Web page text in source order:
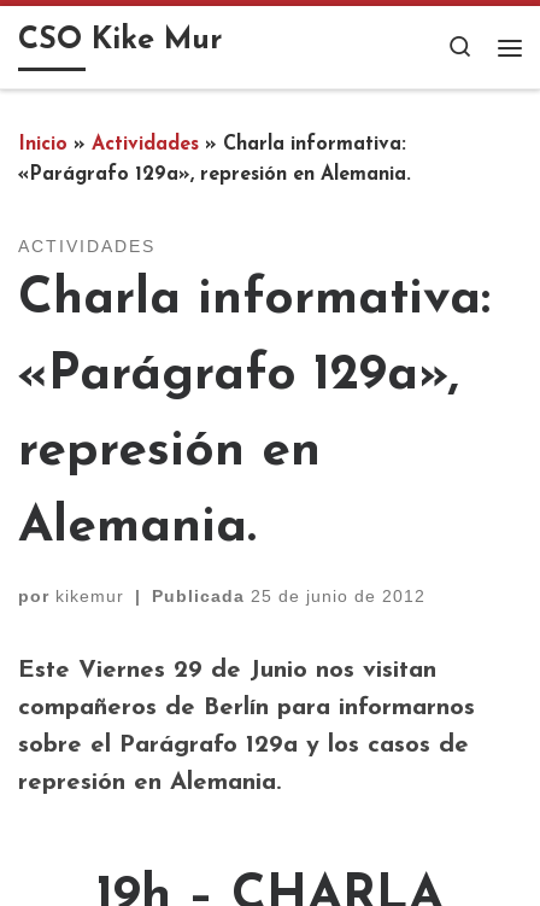
Saltar al contenido
CSO Kike Mur
Search
Inicio » Actividades » Charla informativa:
«Parágrafo 129a», represión en Alemania.
ACTIVIDADES
Charla informativa:
«Parágrafo 129a»,
represión en
Alemania.
por kikemur | Publicada 25 de junio de 2012
Este Viernes 29 de Junio nos visitan
compañeros de Berlín para informarnos
sobre el Parágrafo 129a y los casos de
represión en Alemania.